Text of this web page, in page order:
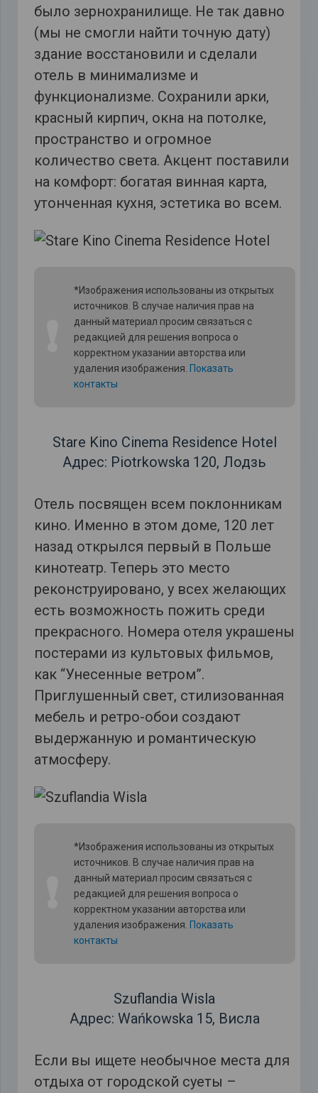
было зернохранилище. Не так давно
(мы не смогли найти точную дату)
здание восстановили и сделали
отель в минимализме и
функционализме. Сохранили арки,
красный кирпич, окна на потолке,
пространство и огромное
количество света. Акцент поставили
на комфорт: богатая винная карта,
утонченная кухня, эстетика во всем.
*Изображения использованы из открытых
источников. В случае наличия прав на
данный материал просим связаться с
редакцией для решения вопроса о
корректном указании авторства или
удаления изображения. Показать
контакты
Stare Kino Cinema Residence Hotel
Адрес: Piotrkowska 120, Лодзь
Отель посвящен всем поклонникам
кино. Именно в этом доме, 120 лет
назад открылся первый в Польше
кинотеатр. Теперь это место
реконструировано, у всех желающих
есть возможность пожить среди
прекрасного. Номера отеля украшены
постерами из культовых фильмов,
как “Унесенные ветром”.
Приглушенный свет, стилизованная
мебель и ретро-обои создают
выдержанную и романтическую
атмосферу.
*Изображения использованы из открытых
источников. В случае наличия прав на
данный материал просим связаться с
редакцией для решения вопроса о
корректном указании авторства или
удаления изображения. Показать
контакты
Szuflandia Wisla
Адрес: Wańkowska 15, Висла
Если вы ищете необычное места для
отдыха от городской суеты –